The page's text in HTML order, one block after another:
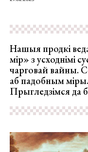
Нашыя продкі
мір» з усходнімі
чарговай вайны.
аб падобным міры.
Прыгледзімся да